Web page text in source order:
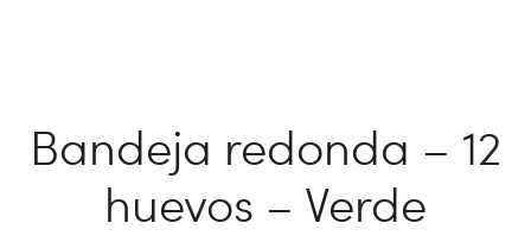
Bandeja redonda – 12
huevos – Verde